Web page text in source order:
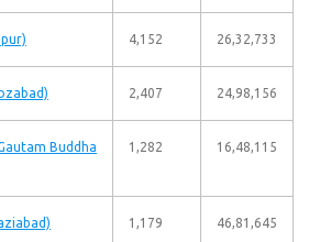
4,152 26,32,733
2,407 24,98,156
Buddha
1,282 16,48,115
1,179 46,81,645